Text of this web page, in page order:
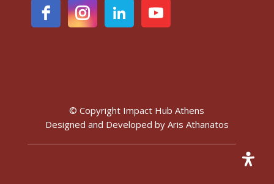
© Copyright Impact Hub Athens
Designed and Developed by Aris Athanatos